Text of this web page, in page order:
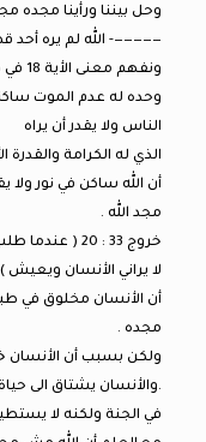
وحل بيننا ورأينا مجده
—————- الله لم يره أحد
وحده له عدم الموت
الناس ولا يقدر أن يراه
الذي له الكرامة والقدرة
أن الله ساكن في نور ولا
مجد الله .
خروج 33 : 20 ( عندما طلب موسي ان يرى مجد الله فالله قال له
لا يراني الأنسان ويعيش
أن الأنسان مخلوق في
مجده .
ولكن بسبب أن الأنسان
.والأنسان يشتاق الى
في الجنة ولكنه لا